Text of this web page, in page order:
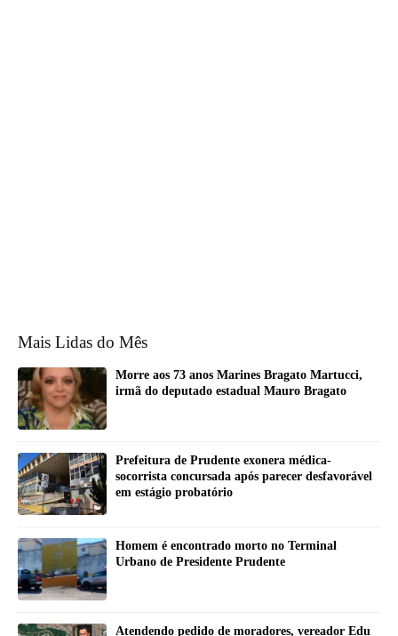
Mais Lidas do Mês
Morre aos 73 anos Marines Bragato Martucci,
irmã do deputado estadual Mauro Bragato
Prefeitura de Prudente exonera médica-
socorrista concursada após parecer desfavorável
em estágio probatório
Homem é encontrado morto no Terminal
Urbano de Presidente Prudente
Atendendo pedido de moradores, vereador Edu